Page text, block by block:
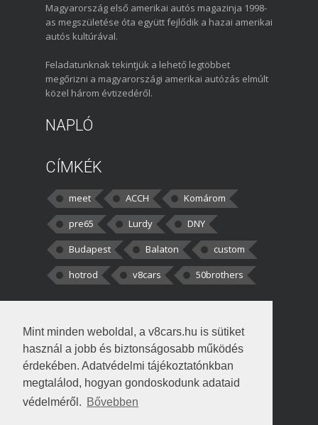
Mint minden weboldal, a v8cars.hu is sütiket
használ a jobb és biztonságosabb működés
érdekében. Adatvédelmi tájékoztatónkban
megtalálod, hogyan gondoskodunk adataid
védelméről. Bővebben
Magyarország első amerikai autós magazinja 1998-
as megszületése óta együtt fejlődik a hazai amerikai
autós kultúrával.
Feladatunknak tekintjük a lehető legtöbbet
megőrizni a magyarországi amerikai autózás elmúlt
közel három évtizedéről.
NAPLÓ
CÍMKÉK
meet ACCH
Komárom
pre65
Lurdy
DNY
Budapest
Balaton
custom
hotrod
v8cars 50brothers
kortisz:Elszúrtam! Én csak két
darabbaal számoltam. Nem tudtam, hogy fél autót,
Béke:
!fasza Örültem is nagyon, amikor